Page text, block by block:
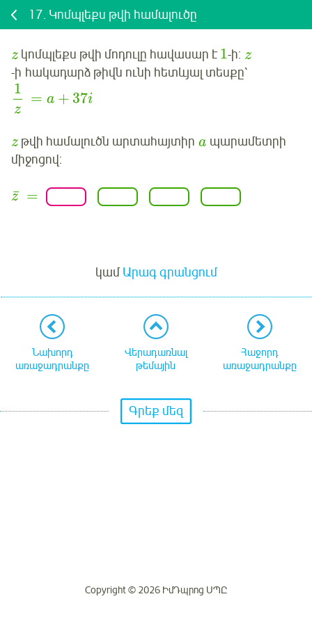
17. Կոմպլեքս թվի համալուծը
z կոմպլեքս թվի մոդուլը հավասար է1-ի:z
-ի հակադարձ թիվն ունի հետևյալ տեսքը՝
1
z
= a + 37i
z թվի համալուծն արտահայտիրa պարամետրի
միջոցով:
z
¯ =
կամԱրագ գրանցում
Նախորդ
առաջադրանքը
Վերադառնալ
թեմային
Հաջորդ
առաջադրանքը
Գրեք մեզ
Copyright © 2026 ԻմԴպրոց ՍՊԸ